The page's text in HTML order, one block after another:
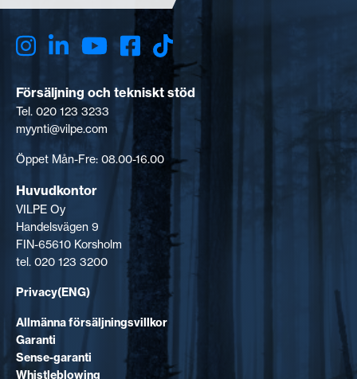
Försäljning och tekniskt stöd
Tel. 020 123 3233
myynti@vilpe.com
Öppet Mån-Fre: 08.00-16.00
Huvudkontor
VILPE Oy
Handelsvägen 9
FIN-65610 Korsholm
tel. 020 123 3200
Privacy(ENG)
Allmänna försäljningsvillkor
Garanti
Sense-garanti
Whistleblowing